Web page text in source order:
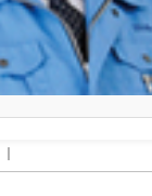
｜